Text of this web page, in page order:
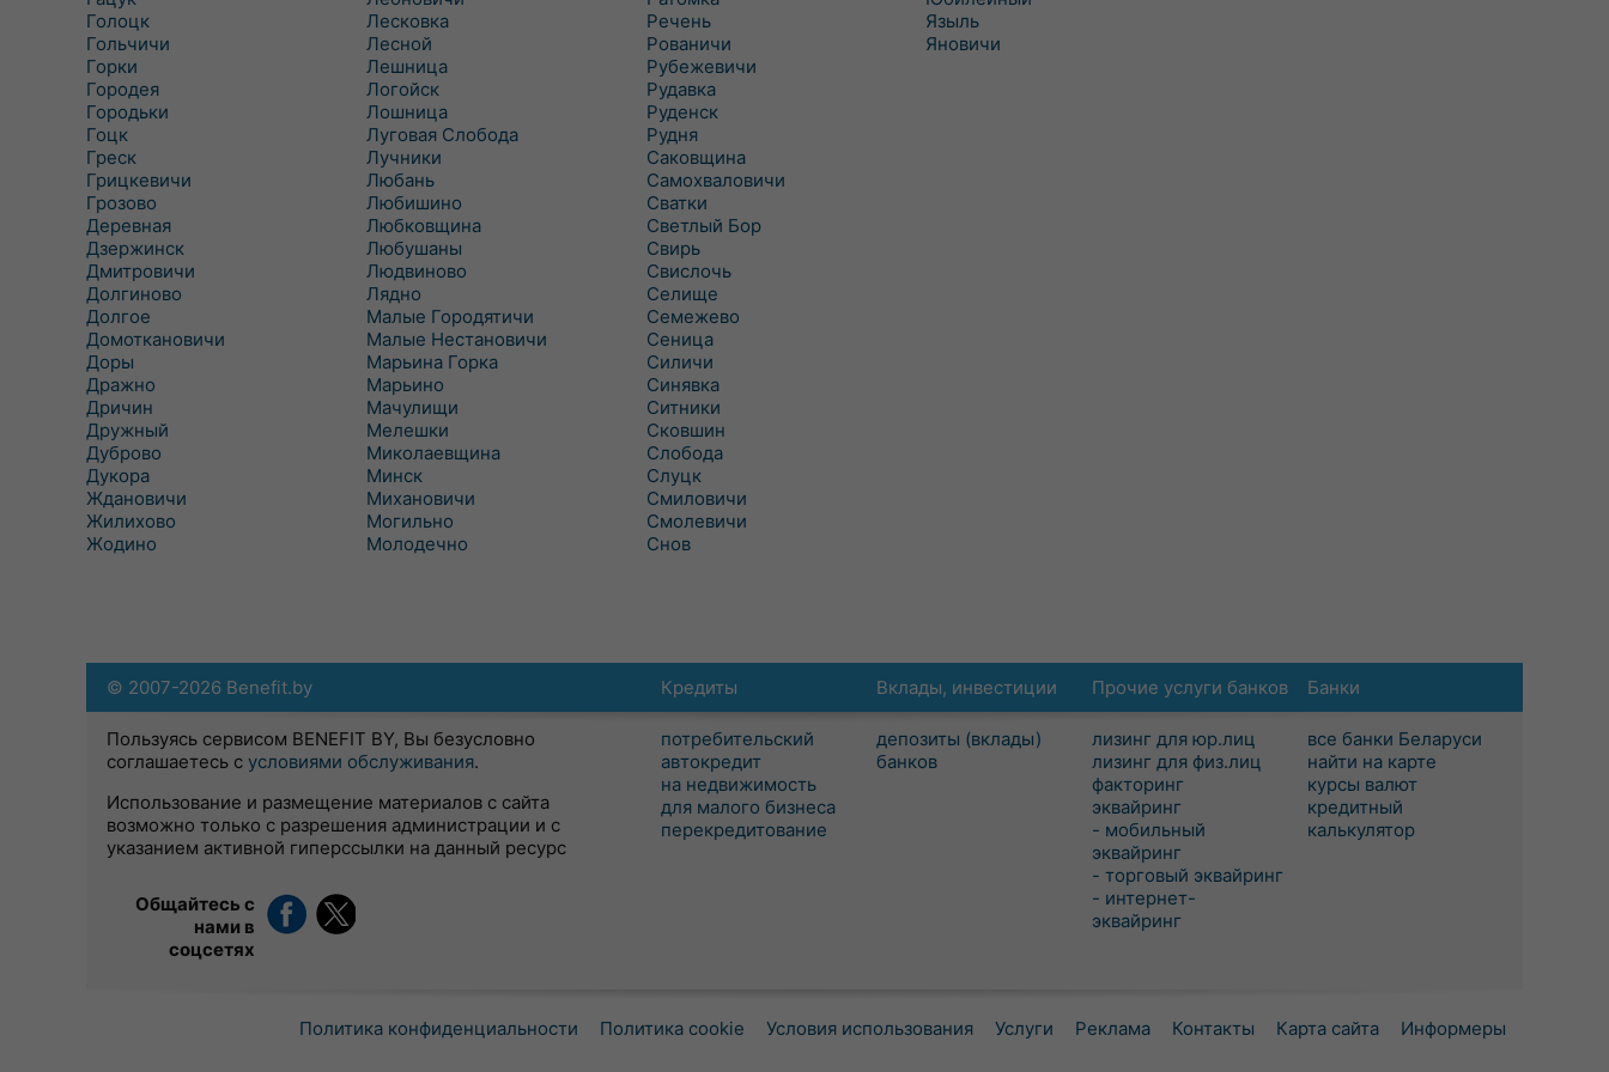
Голоцк
Гольчичи
Горки
Городея
Городьки
Гоцк
Греск
Грицкевичи
Грозово
Деревная
Дзержинск
Дмитровичи
Долгиново
Долгое
Домоткановичи
Доры
Дражно
Дричин
Дружный
Дуброво
Дукора
Ждановичи
Жилихово
Жодино
Лесковка
Лесной
Лешница
Логойск
Лошница
Луговая Слобода
Лучники
Любань
Любишино
Любковщина
Любушаны
Людвиново
Лядно
Малые Городятичи
Малые Нестановичи
Марьина Горка
Марьино
Мачулищи
Мелешки
Миколаевщина
Минск
Михановичи
Могильно
Молодечно
Речень
Рованичи
Рубежевичи
Рудавка
Руденск
Рудня
Саковщина
Самохваловичи
Сватки
Светлый Бор
Свирь
Свислочь
Селище
Семежево
Сеница
Силичи
Синявка
Ситники
Сковшин
Слобода
Слуцк
Смиловичи
Смолевичи
Снов
Языль
Яновичи
Кредиты
потребительский
автокредит
на недвижимость
для малого бизнеса
перекредитование
Вклады, инвестиции
депозиты (вклады)
банков
Прочие услуги банков
лизинг для юр.лиц
лизинг для физ.лиц
факторинг
эквайринг
- мобильный
эквайринг
- торговый эквайринг
- интернет-
эквайринг
Банки
все банки Беларуси
найти на карте
курсы валют
кредитный
калькулятор
© 2007-2026 Benefit.by
Пользуясь сервисом BENEFIT BY, Вы безусловно
соглашаетесь с условиями обслуживания.
Использование и размещение материалов с сайта
возможно только с разрешения администрации и с
указанием активной гиперссылки на данный ресурс
Общайтесь с
нами в
соцсетях
Политика конфиденциальности Политика cookie Условия использования Услуги Реклама Контакты Карта сайта Информеры